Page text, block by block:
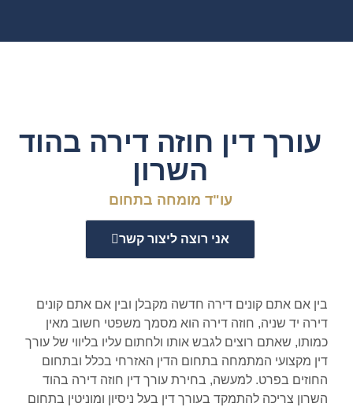
עורך דין חוזה דירה בהוד
השרון
עו"ד מומחה בתחום
אני רוצה ליצור קשר
בין אם אתם קונים דירה חדשה מקבלן ובין אם אתם קונים
דירה יד שניה, חוזה דירה הוא מסמך משפטי חשוב מאין
כמותו, שאתם רוצים לגבש אותו ולחתום עליו בליווי של עורך
דין מקצועי המתמחה בתחום הדין האזרחי בכלל ובתחום
החוזים בפרט. למעשה, בחירת עורך דין חוזה דירה בהוד
השרון צריכה להתמקד בעורך דין בעל ניסיון ומוניטין בתחום